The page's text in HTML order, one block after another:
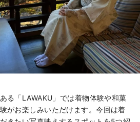
る「LAWAKU」では着物体験や和菓
がお楽しみいただけます。今回は着